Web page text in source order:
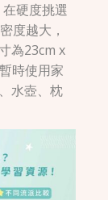
硬度挑選
度越大，
為23cm x
時使用家
水壺、枕